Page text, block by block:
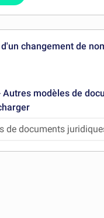
changement de
Autres modèles de
de documents